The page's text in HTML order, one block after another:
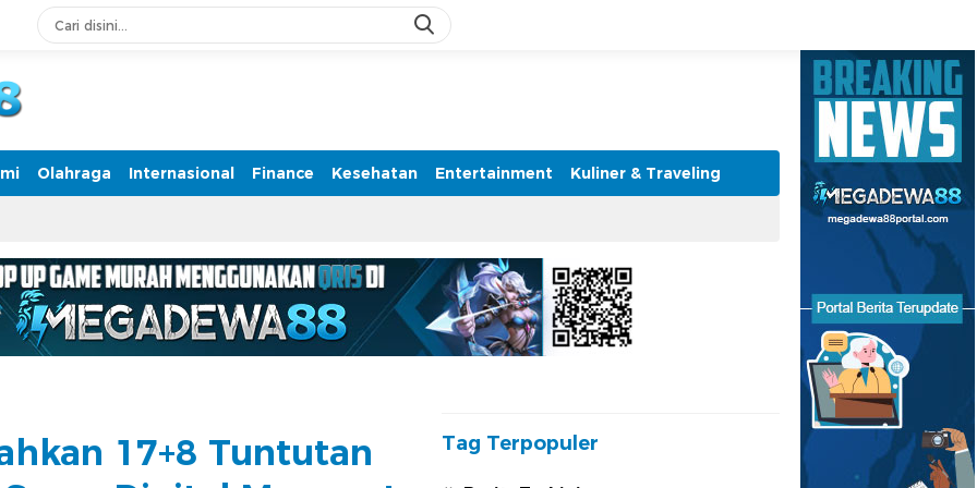
Terpercaya
Olahraga Internasional Finance Kesehatan Entertainment Kuliner & Traveling
17+8 Tuntutan
Tag Terpopuler